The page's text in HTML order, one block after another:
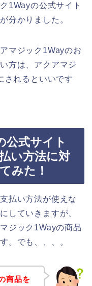
1Wayの公式サイト
分かりました。
マジック1Wayのお
方は、アクアマジ
されるといいです
公式サイト
い方法に対
みた！
払い方法が使えな
していきますが、
ジック1Wayの商品
。でも、、、。
商品を